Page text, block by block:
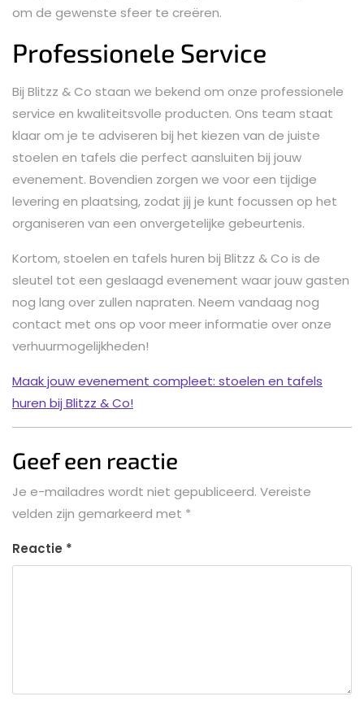
om de gewenste sfeer te creëren.
Professionele Service
Bij Blitzz & Co staan we bekend om onze professionele
service en kwaliteitsvolle producten. Ons team staat
klaar om je te adviseren bij het kiezen van de juiste
stoelen en tafels die perfect aansluiten bij jouw
evenement. Bovendien zorgen we voor een tijdige
levering en plaatsing, zodat jij je kunt focussen op het
organiseren van een onvergetelijke gebeurtenis.
Kortom, stoelen en tafels huren bij Blitzz & Co is de
sleutel tot een geslaagd evenement waar jouw gasten
nog lang over zullen napraten. Neem vandaag nog
contact met ons op voor meer informatie over onze
verhuurmogelijkheden!
Maak jouw evenement compleet: stoelen en tafels
huren bij Blitzz & Co!
Geef een reactie
Je e-mailadres wordt niet gepubliceerd. Vereiste
velden zijn gemarkeerd met *
Reactie *